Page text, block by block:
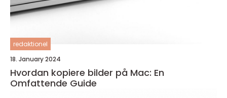
redaktionel
18. January 2024
Hvordan kopiere bilder på Mac: En
Omfattende Guide